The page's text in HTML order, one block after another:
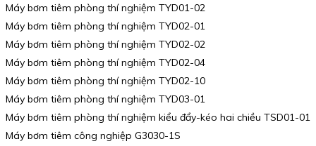
Máy bơm tiêm phòng thí nghiệm TYD01-02
Máy bơm tiêm phòng thí nghiệm TYD02-01
Máy bơm tiêm phòng thí nghiệm TYD02-02
Máy bơm tiêm phòng thí nghiệm TYD02-04
Máy bơm tiêm phòng thí nghiệm TYD02-10
Máy bơm tiêm phòng thí nghiệm TYD03-01
Máy bơm tiêm phòng thí nghiệm kiểu đẩy-kéo hai chiều TSD01-01
Máy bơm tiêm công nghiệp G3030-1S